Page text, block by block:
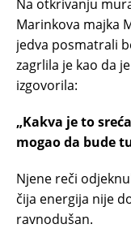
Na otkrivanju
Marinkova majka
jedva posmatrali
zagrlila je kao da
izgovorila:
„Kakva je to
mogao da bude
Njene reči
čija energija nije
ravnodušan.